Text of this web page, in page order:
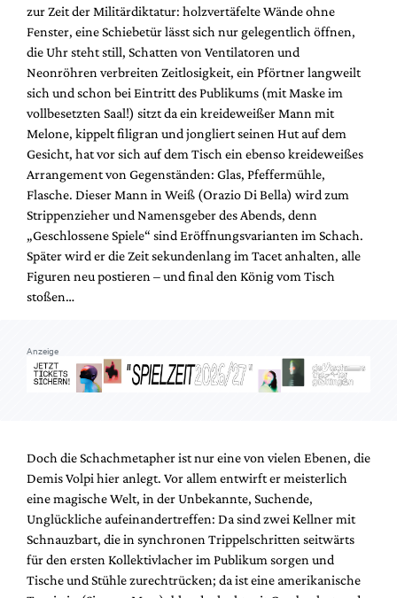
zur Zeit der Militärdiktatur: holzvertäfelte Wände ohne
Fenster, eine Schiebetür lässt sich nur gelegentlich öffnen,
die Uhr steht still, Schatten von Ventilatoren und
Neonröhren verbreiten Zeitlosigkeit, ein Pförtner langweilt
sich und schon bei Eintritt des Publikums (mit Maske im
vollbesetzten Saal!) sitzt da ein kreideweißer Mann mit
Melone, kippelt filigran und jongliert seinen Hut auf dem
Gesicht, hat vor sich auf dem Tisch ein ebenso kreideweißes
Arrangement von Gegenständen: Glas, Pfeffermühle,
Flasche. Dieser Mann in Weiß (Orazio Di Bella) wird zum
Strippenzieher und Namensgeber des Abends, denn
„Geschlossene Spiele“ sind Eröffnungsvarianten im Schach.
Später wird er die Zeit sekundenlang im Tacet anhalten, alle
Figuren neu postieren – und final den König vom Tisch
stoßen…
Anzeige
Doch die Schachmetapher ist nur eine von vielen Ebenen, die
Demis Volpi hier anlegt. Vor allem entwirft er meisterlich
eine magische Welt, in der Unbekannte, Suchende,
Unglückliche aufeinandertreffen: Da sind zwei Kellner mit
Schnauzbart, die in synchronen Trippelschritten seitwärts
für den ersten Kollektivlacher im Publikum sorgen und
Tische und Stühle zurechtrücken; da ist eine amerikanische